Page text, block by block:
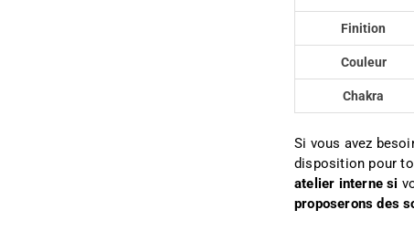
Finition
Couleur
Chakra
Si vous avez
disposition pour
atelier interne si
proposerons des